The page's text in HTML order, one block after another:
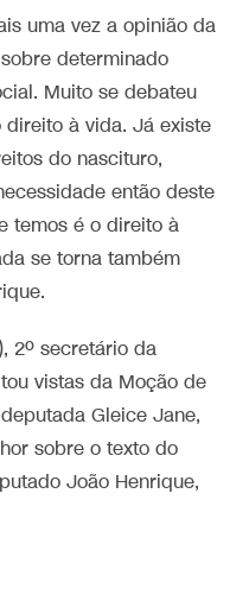
uma vez a opinião da
determinado
Muito se debateu
à vida. Já existe
do nascituro,
então deste
temos é o direito à
se torna também
2º secretário da
vistas da Moção de
Gleice Jane,
sobre o texto do
João Henrique,